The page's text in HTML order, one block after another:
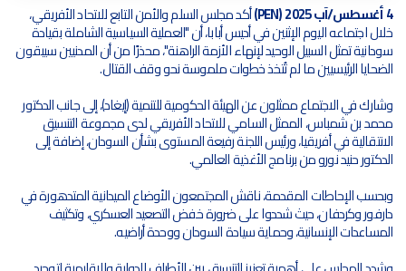
4 أغسطس/آب 2025 (PEN) أكد مجلس السلم والأمن التابع للاتحاد الأفريقي،
خلال اجتماعه اليوم الإثنين في أديس أبابا، أن "العملية السياسية الشاملة بقيادة
سودانية تمثل السبيل الوحيد لإنهاء الأزمة الراهنة"، محذرًا من أن المدنيين سيبقون
الضحايا الرئيسيين ما لم تُتخذ خطوات ملموسة نحو وقف القتال.
وشارك في الاجتماع ممثلون عن الهيئة الحكومية للتنمية (إيغاد)، إلى جانب الدكتور
محمد بن شمباس، الممثل السامي للاتحاد الأفريقي لدى مجموعة التنسيق
الانتقالية في أفريقيا، ورئيس اللجنة رفيعة المستوى بشأن السودان، إضافة إلى
الدكتور حنيد نورو من برنامج الأغذية العالمي.
وبحسب الإحاطات المقدمة، ناقش المجتمعون الأوضاع الميدانية المتدهورة في
دارفور وكردفان، حيث شددوا على ضرورة خفض التصعيد العسكري، وتكثيف
المساعدات الإنسانية، وحماية سيادة السودان ووحدة أراضيه.